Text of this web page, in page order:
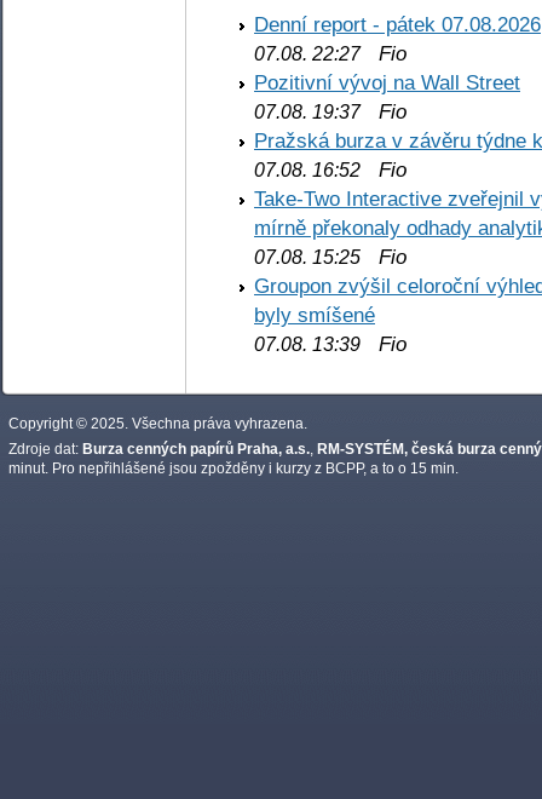
Denní report - pátek 07.08.2026
07.08. 22:27Fio
Pozitivní vývoj na Wall Street
07.08. 19:37Fio
Pražská burza v závěru týdne
07.08. 16:52 Fio
Take-Two Interactive zveřejnil
mírně překonaly odhady
07.08. 15:25 Fio
Groupon zvýšil celoroční
byly smíšené
07.08. 13:39 Fio
Copyright © 2025. Všechna práva vyhrazena.
Zdroje dat: Burza cenných papírů Praha, a.s., RM-SYSTÉM, česká burza
minut. Pro nepřihlášené jsou zpožděny i kurzy z BCPP, a to o 15 min.